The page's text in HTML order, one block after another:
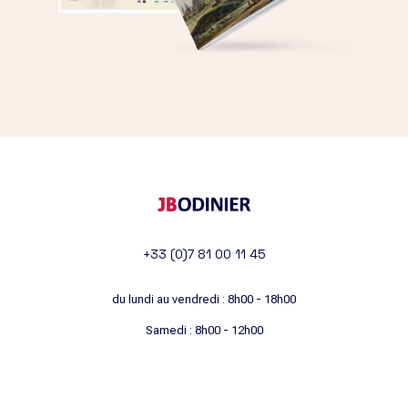
+33 (0)7 81 00 11 45
du lundi au vendredi : 8h00 - 18h00
Samedi : 8h00 - 12h00